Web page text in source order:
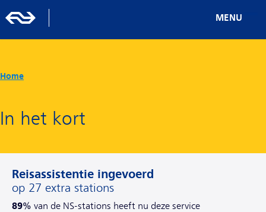
MENU
Home
In het kort
Reisassistentie ingevoerd
op 27 extra stations
89% van de NS-stations heeft nu deze service